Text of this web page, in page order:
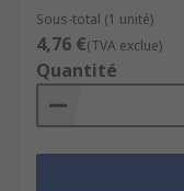
Sous-total (1 unité)
4,76 €(TVA exclue)
Quantité